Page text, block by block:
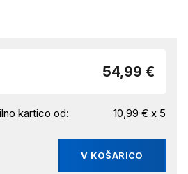
54,99 €
kartico od: 10,99 € x 5
V KOŠARICO